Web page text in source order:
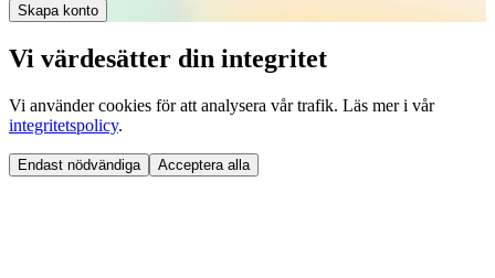
Skapa konto
Vi värdesätter din integritet
Vi använder cookies för att analysera vår trafik. Läs mer i vår
integritetspolicy.
Endast nödvändiga Acceptera alla